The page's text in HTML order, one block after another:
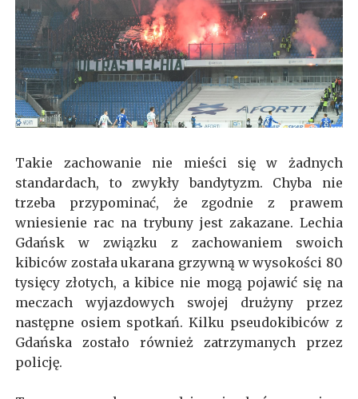
Takie zachowanie nie mieści się w żadnych
standardach, to zwykły bandytyzm. Chyba nie
trzeba przypominać, że zgodnie z prawem
wniesienie rac na trybuny jest zakazane. Lechia
Gdańsk w związku z zachowaniem swoich
kibiców została ukarana grzywną w wysokości 80
tysięcy złotych, a kibice nie mogą pojawić się na
meczach wyjazdowych swojej drużyny przez
następne osiem spotkań. Kilku pseudokibiców z
Gdańska zostało również zatrzymanych przez
policję.